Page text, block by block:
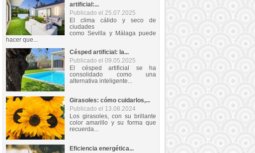
artificial:...
Publicado el 25.07.2025
El clima cálido y seco de
ciudades
como Sevilla y Málaga puede
hacer que...
Césped artificial: la...
Publicado el 09.05.2025
El césped artificial se ha
consolidado como una
alternativa inteligente...
Girasoles: cómo cuidarlos,...
Publicado el 13.08.2024
Los girasoles, con su brillante
color amarillo y su forma que
recuerda...
Eficiencia energética...